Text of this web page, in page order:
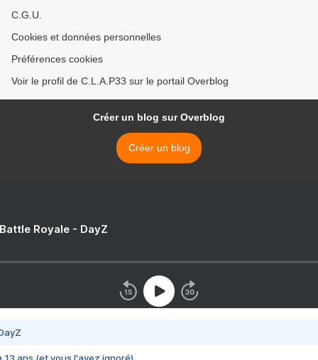
C.G.U.
Cookies et données personnelles
Préférences cookies
Voir le profil de C.L.A.P33 sur le portail Overblog
Créer un blog sur Overblog
Créer un blog
Royale - DayZ